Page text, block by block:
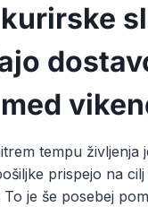
tempu življenja
prispejo na cilj
je še posebej